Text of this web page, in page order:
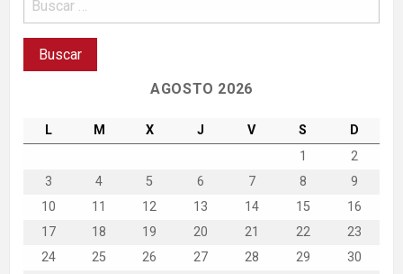
AGOSTO 2026
L M X J V S
D
1
2
3
4 5 6 7 8
9
10
11 12 13 14 15
16
17
18 19 20 21 22
23
24
25 26 27 28 29
30